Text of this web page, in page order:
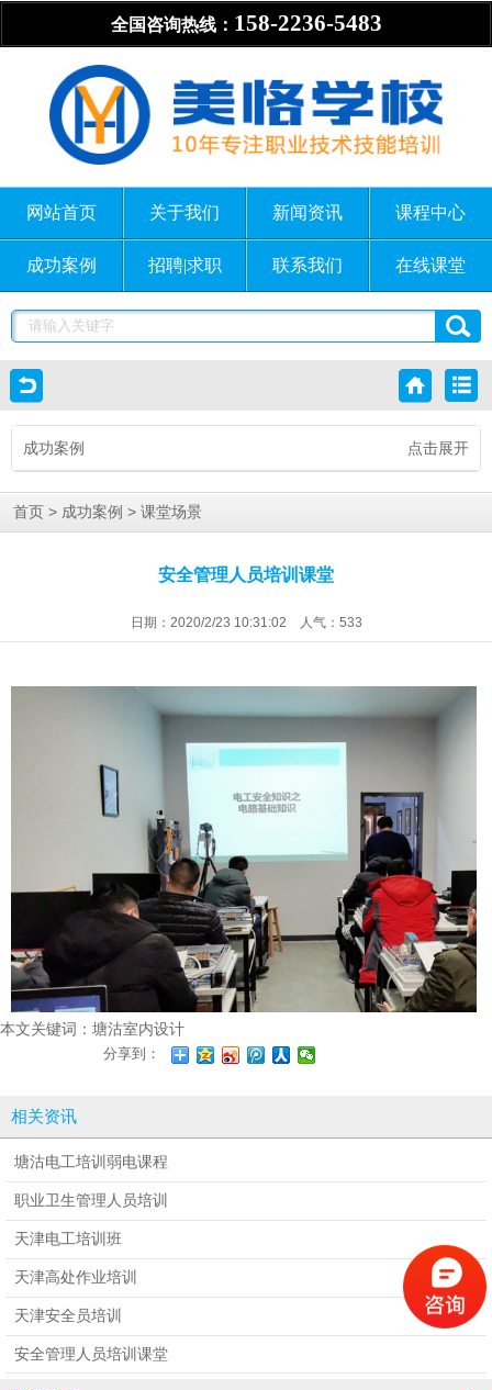
全国咨询热线： 158-2236-5483
网站首页 关于我们 新闻资讯 课程中心
成功案例 招聘|求职 联系我们 在线课堂
点击展开
成功案例
首页 > 成功案例 > 课堂场景
安全管理人员培训课堂
日期：2020/2/23 10:31:02 人气： 533
本文关键词： 塘沽室内设计
分享到：
相关资讯
塘沽电工培训弱电课程
职业卫生管理人员培训
天津电工培训班
天津高处作业培训
天津安全员培训
安全管理人员培训课堂